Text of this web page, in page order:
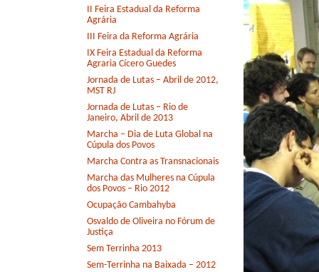
II Feira Estadual da Reforma
Agrária
III Feira da Reforma Agrária
IX Feira Estadual da Reforma
Agraria Cícero Guedes
Jornada de Lutas – Abril de 2012,
MST RJ
Jornada de Lutas – Rio de
Janeiro, Abril de 2013
Marcha – Dia de Luta Global na
Cúpula dos Povos
Marcha Contra as Transnacionais
Marcha das Mulheres na Cúpula
dos Povos – Rio 2012
Ocupação Cambahyba
Osvaldo de Oliveira no Fórum de
Justiça
Sem Terrinha 2013
Sem-Terrinha na Baixada – 2012